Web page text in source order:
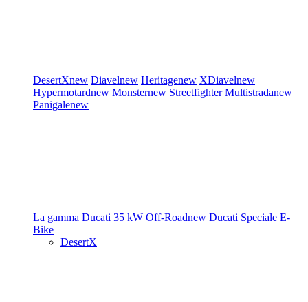
DesertXnew Diavelnew Heritagenew XDiavelnew
Hypermotardnew Monsternew StreetfighterMultistradanew
Panigalenew
La gamma Ducati 35 kW Off-Roadnew Ducati Speciale E-
Bike
DesertX